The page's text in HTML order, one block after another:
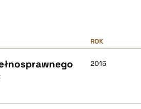
ROK
2015